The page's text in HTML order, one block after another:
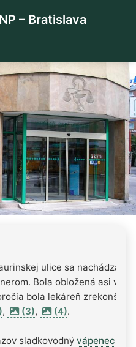
– Bratislava
ulice sa nachádza
Bola obložená asi
bola lekáreň
, (3), (4).
sladkovodný vápenec